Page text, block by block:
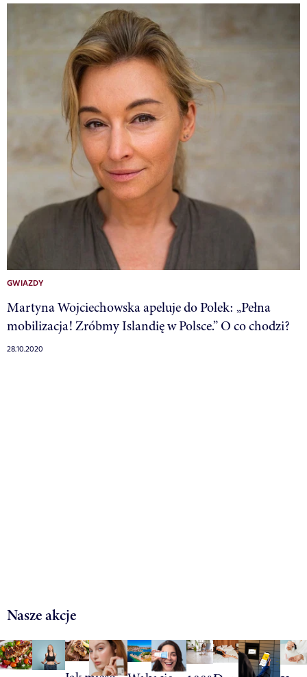
GWIAZDY
Martyna Wojciechowska apeluje do Polek: „Pełna
mobilizacja! Zróbmy Islandię w Polsce.” O co chodzi?
28.10.2020
Nasze akcje